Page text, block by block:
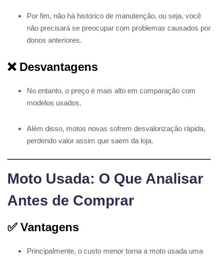
Por fim, não há histórico de manutenção, ou seja, você
não precisará se preocupar com problemas causados por
donos anteriores.
❌ Desvantagens
No entanto, o preço é mais alto em comparação com
modelos usados.
Além disso, motos novas sofrem desvalorização rápida,
perdendo valor assim que saem da loja.
Moto Usada: O Que Analisar
Antes de Comprar
✅ Vantagens
Principalmente, o custo menor torna a moto usada uma